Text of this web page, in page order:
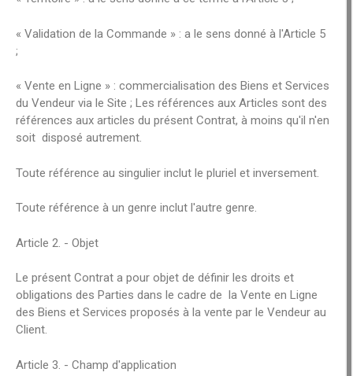
« Validation de la Commande » : a le sens donné à l'Article 5
;
« Vente en Ligne » : commercialisation des Biens et Services
du Vendeur via le Site ; Les références aux Articles sont des
références aux articles du présent Contrat, à moins qu'il n'en
soit disposé autrement.
Toute référence au singulier inclut le pluriel et inversement.
Toute référence à un genre inclut l'autre genre.
Article 2. - Objet
Le présent Contrat a pour objet de définir les droits et
obligations des Parties dans le cadre de la Vente en Ligne
des Biens et Services proposés à la vente par le Vendeur au
Client.
Article 3. - Champ d'application